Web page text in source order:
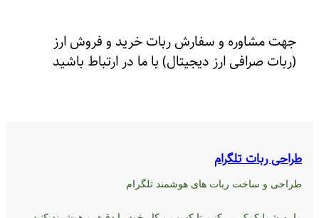
جهت مشاوره و سفارش ربات خرید و فروش ارز
(ربات صرافی ارز دیجیتال) با ما در ارتباط باشید
طراحی ربات تلگرام
طراحی و ساخت ربات های هوشمند تلگرام